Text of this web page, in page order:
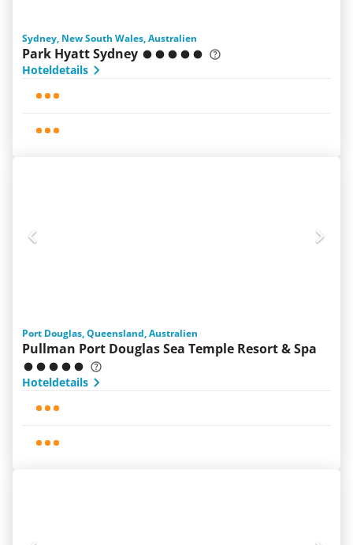
Sydney, New South Wales, Australien
Park Hyatt Sydney
Hoteldetails
Port Douglas, Queensland, Australien
Pullman Port Douglas Sea Temple Resort & Spa
Hoteldetails